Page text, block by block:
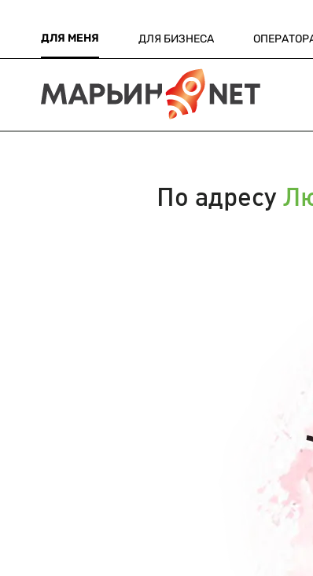
ДЛЯ МЕНЯ ДЛЯ БИЗНЕСА
По адресу